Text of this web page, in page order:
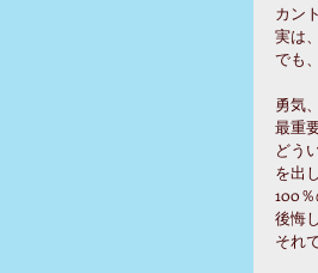
カン
実は
でも
勇気
最重
どう
を出
100
後悔
それ